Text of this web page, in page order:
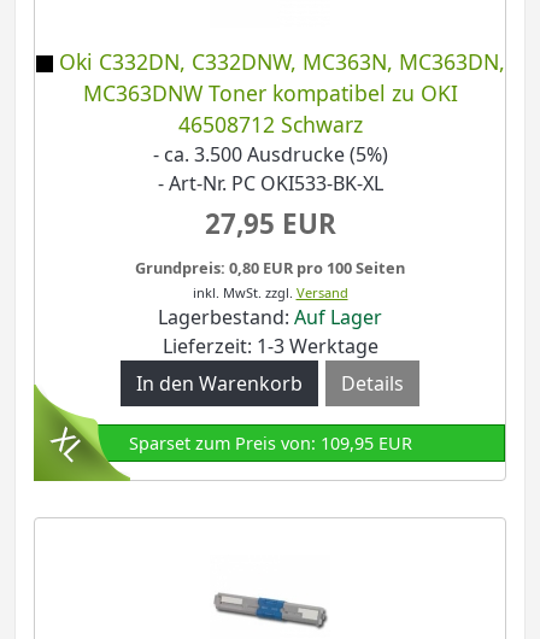
Oki C332DN, C332DNW, MC363N, MC363DN,
MC363DNW Toner kompatibel zu OKI
46508712 Schwarz
- ca. 3.500 Ausdrucke (5%)
- Art-Nr. PC OKI533-BK-XL
27,95 EUR
Grundpreis: 0,80 EUR pro 100 Seiten
inkl. MwSt. zzgl. Versand
Lagerbestand: Auf Lager
Lieferzeit: 1-3 Werktage
Details
Sparset zum Preis von: 109,95 EUR